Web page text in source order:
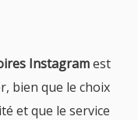
Instagramest
bien que le choix
et que le service